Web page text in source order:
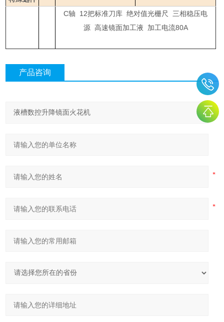
C轴 12把标准刀库 绝对值光栅尺 三相稳压电
源 高速镜面加工液 加工电流80A
产品咨询